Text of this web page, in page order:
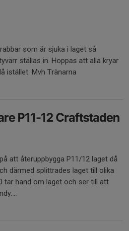
som är sjuka i laget så
ställas in. Hoppas att alla kryar
istället. Mvh Tränarna
P11-12 Craftstaden
att återuppbygga P11/12 laget då
därmed splittrades laget till olika
tar hand om laget och ser till att